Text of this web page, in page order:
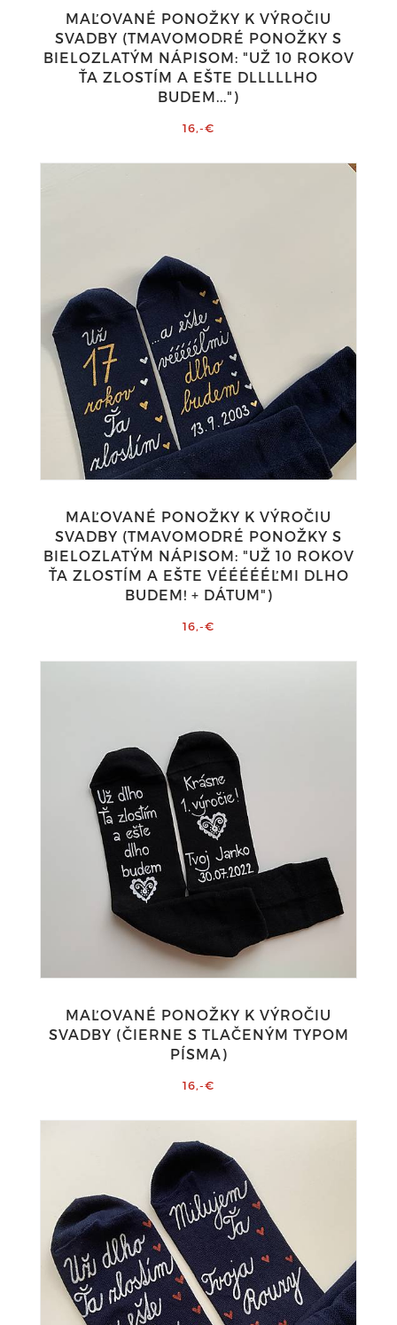
MAĽOVANÉ PONOŽKY K VÝROČIU
SVADBY (TMAVOMODRÉ PONOŽKY S
BIELOZLATÝM NÁPISOM: "UŽ 10 ROKOV
ŤA ZLOSTÍM A EŠTE DLLLLLHO
BUDEM...")
16,-€
MAĽOVANÉ PONOŽKY K VÝROČIU
SVADBY (TMAVOMODRÉ PONOŽKY S
BIELOZLATÝM NÁPISOM: "UŽ 10 ROKOV
ŤA ZLOSTÍM A EŠTE VÉÉÉÉÉĽMI DLHO
BUDEM! + DÁTUM")
16,-€
MAĽOVANÉ PONOŽKY K VÝROČIU
SVADBY (ČIERNE S TLAČENÝM TYPOM
PÍSMA)
16,-€